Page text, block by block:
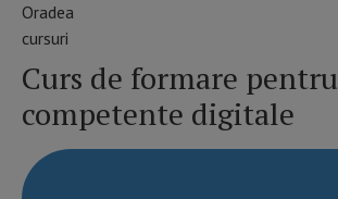
Oradea
cursuri
Curs de formare pentru
competente digitale